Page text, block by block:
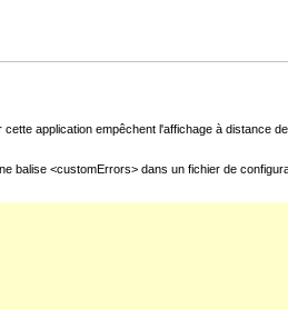
application empêchent l'affichage à distance
<customErrors> dans un fichier de